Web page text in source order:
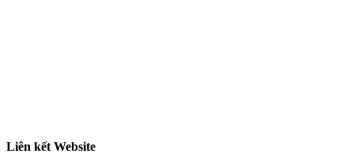
Liên kết Website